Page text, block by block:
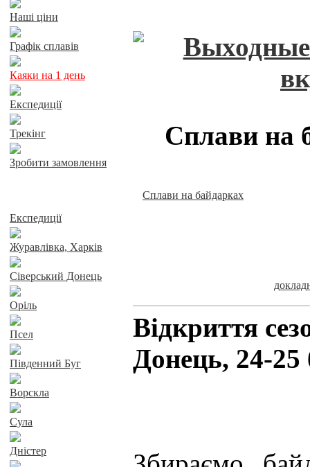
Наші ціни
Графік сплавів
Каяки на 1 день
Експедиції
Трекінг
Зробити замовлення
Експедиції
Журавлівка, Харків
Сіверський Донець
Оріль
Псел
Південний Буг
Ворскла
Сула
Дністер
Сплави на
Сплави на байдарках
Відкриття
Донець, 24-25